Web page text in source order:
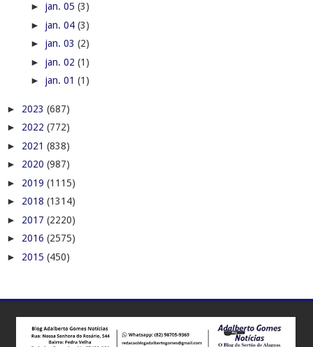
► jan. 05 (3)
► jan. 04 (3)
► jan. 03 (2)
► jan. 02 (1)
► jan. 01 (1)
► 2023 (687)
► 2022 (772)
► 2021 (838)
► 2020 (987)
► 2019 (1115)
► 2018 (1314)
► 2017 (2220)
► 2016 (2575)
► 2015 (450)